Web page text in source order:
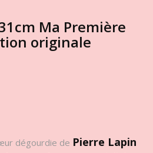
Ma Première
originale
dégourdie de Pierre Lapin